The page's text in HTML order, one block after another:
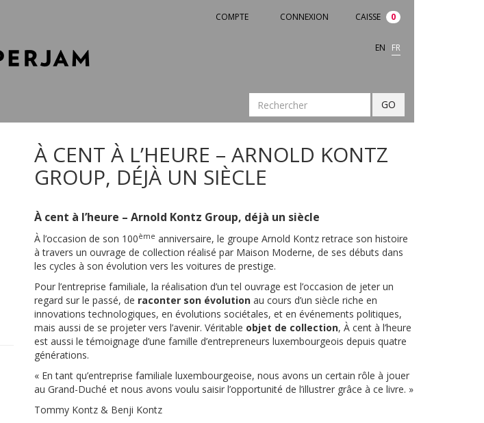
COMPTE CONNEXION CAISSE 0
EN FR
GO
À CENT À L’HEURE – ARNOLD KONTZ
GROUP, DÉJÀ UN SIÈCLE
À cent à l’heure – Arnold Kontz Group, déjà un siècle
À l’occasion de son 100ème anniversaire, le groupe Arnold Kontz retrace son histoire
à travers un ouvrage de collection réalisé par Maison Moderne, de ses débuts dans
les cycles à son évolution vers les voitures de prestige.
Pour l’entreprise familiale, la réalisation d’un tel ouvrage est l’occasion de jeter un
regard sur le passé, de raconter son évolution au cours d’un siècle riche en
innovations technologiques, en évolutions sociétales, et en événements politiques,
mais aussi de se projeter vers l’avenir. Véritable objet de collection, À cent à l’heure
est aussi le témoignage d’une famille d’entrepreneurs luxembourgeois depuis quatre
générations.
« En tant qu’entreprise familiale luxembourgeoise, nous avons un certain rôle à jouer
au Grand-Duché et nous avons voulu saisir l’opportunité de l’illustrer grâce à ce livre. »
Tommy Kontz & Benji Kontz